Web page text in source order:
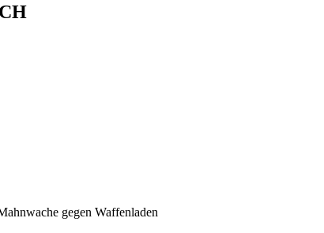
gegen Waffenladen